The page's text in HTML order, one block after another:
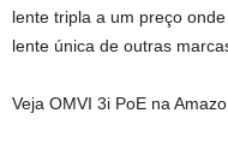
lente tripla a um preço
lente única de outras
Veja OMVI 3i PoE na